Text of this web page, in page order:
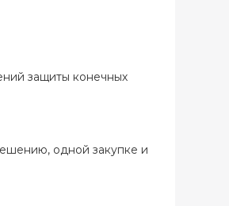
защиты конечных
одной закупке и